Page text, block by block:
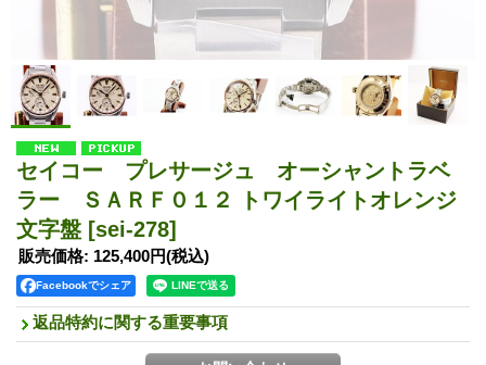
セイコー プレサージュ オーシャントラベ
ラー ＳＡＲＦ０１２ トワイライトオレンジ
文字盤 [sei-278]
販売価格: 125,400円(税込)
Facebookでシェア
返品特約に関する重要事項